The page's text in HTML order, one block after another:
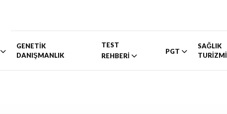
GENETİK
DANIŞMANLIK
TEST
REHBERİ
PGT
SAĞLIK
TURİZMİ